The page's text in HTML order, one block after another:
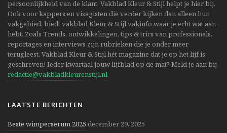
persoonlijkheid van de klant. Vakblad Kleur & Stijl helpt je hier bij.
Ook voor kappers en visagisten die verder kijken dan alleen hun
vakgebied, biedt vakblad Kleur & Stijl vakinfo waar je echt wat aan
hebt. Zoals Trends, ontwikkelingen, tips & trics van professionals,
reportages en interviews zijn rubrieken die je onder meer
terugleest. Vakblad Kleur & Stijl hét magazine dat je op het lijf is
geschreven! Ieder kwartaal jouw lijfblad op de mat? Meld je aan bij
redactie@vakbladkleurenstijl.nl
LAATSTE BERICHTEN
Beste wimperserum 2025 december 29, 2025